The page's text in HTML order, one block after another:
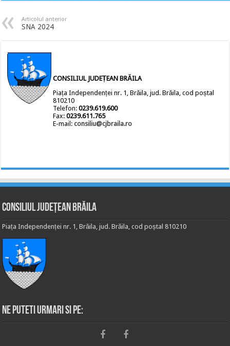
Articolul anterior
SNA 2024
CONSILIUL JUDEȚEAN BRĂILA
Piața Independenței nr. 1, Brăila, jud. Brăila, cod poștal
810210
Telefon:0239.619.600
Fax:0239.611.765
E-mail:consiliu@cjbraila.ro
Consiliul Județean Brăila
Piața Independenței nr. 1, Brăila, jud. Brăila, cod poștal 810210
Ne puteti urmari si pe: